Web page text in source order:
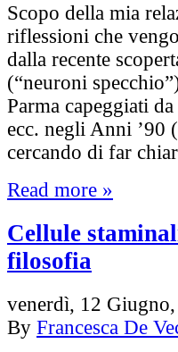
Scopo della mia
riflessioni che
dalla recente
(“neuroni
Parma capeggiati
ecc. negli Anni ’90
cercando di far
Read more »
Cellule
filosofia
venerdì, 12
By Francesca De